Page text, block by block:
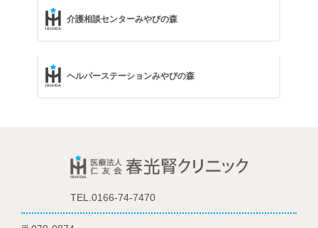
介護相談センターみやびの森
ヘルパーステーションみやびの森
TEL.0166-74-7470